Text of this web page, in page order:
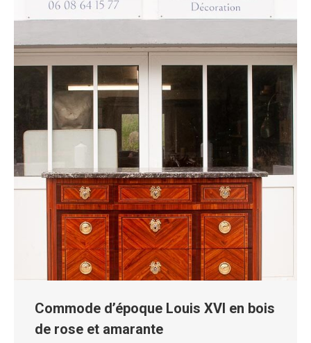
Commode d’époque Louis XVI en bois
de rose et amarante